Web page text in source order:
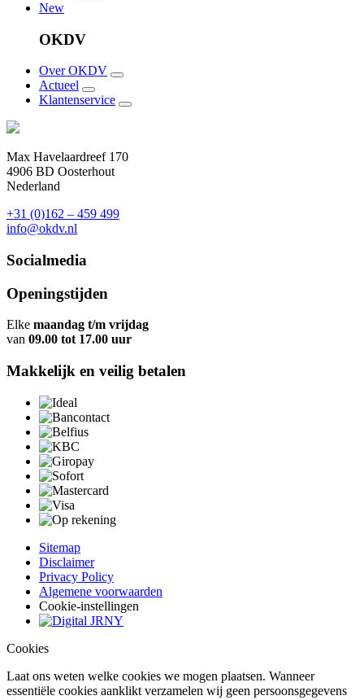
New
OKDV
Over OKDV
Actueel
Klantenservice
Max Havelaardreef 170
4906 BD Oosterhout
Nederland
+31 (0)162 – 459 499
info@okdv.nl
Socialmedia
Openingstijden
Elke maandag t/m vrijdag
van 09.00 tot 17.00 uur
Makkelijk en veilig betalen
Sitemap
Disclaimer
Privacy Policy
Algemene voorwaarden
Cookie-instellingen
Cookies
Laat ons weten welke cookies we mogen plaatsen. Wanneer
essentiële cookies aanklikt verzamelen wij geen persoonsgegevens